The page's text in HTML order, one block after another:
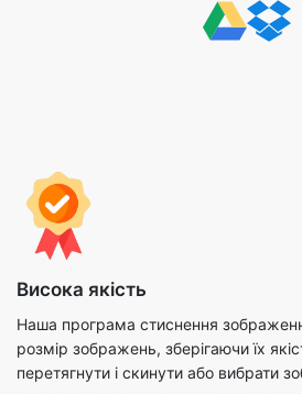
Висока якість
Наша програма стиснення
розмір зображень, зберігаючи їх
перетягнути і скинути або вибрати
технологічних вимог немає,
навіть нетехнічні люди. При
також можете використовувати